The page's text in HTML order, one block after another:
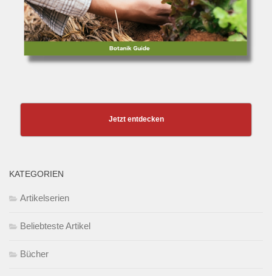
Jetzt entdecken
KATEGORIEN
Artikelserien
Beliebteste Artikel
Bücher